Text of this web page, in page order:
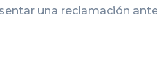
una reclamación